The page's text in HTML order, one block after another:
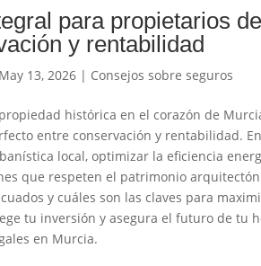
para propietarios
y rentabilidad
May 13, 2026 | Consejos sobre seguros
histórica en el corazón de
entre conservación y rentabilidad.
local, optimizar la eficiencia
que respeten el patrimonio
y cuáles son las claves para
tu inversión y asegura el futuro de tu
en Murcia.